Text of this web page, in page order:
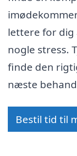
lettere for dig
nogle stress.
finde den
næste
Bestil tid til